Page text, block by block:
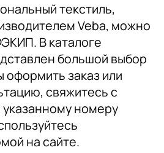
текстиль,
Veba, можно
В каталоге
большой выбор
оформить заказ или
свяжитесь с
номеру
на сайте.